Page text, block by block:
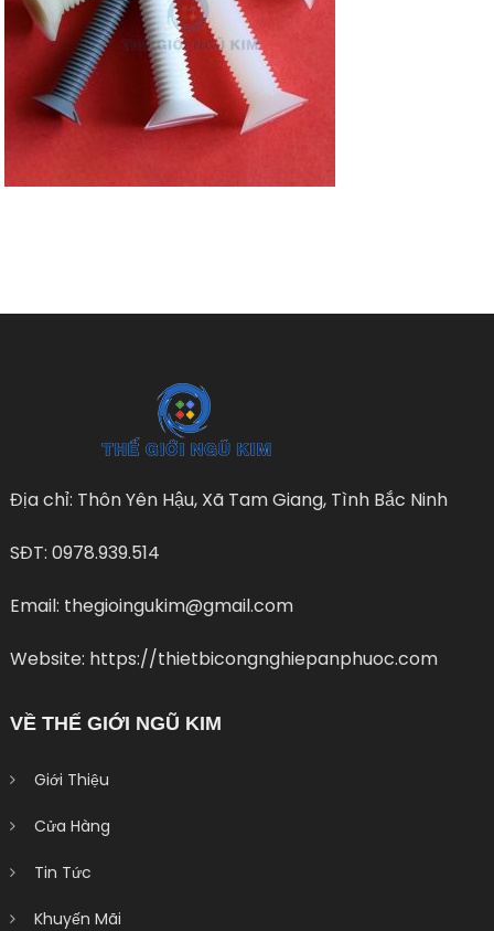
Địa chỉ: Thôn Yên Hậu, Xã Tam Giang, Tình Bắc Ninh
SĐT: 0978.939.514
Email: thegioingukim@gmail.com
Website: https://thietbicongnghiepanphuoc.com
VỀ THẾ GIỚI NGŨ KIM
Giới Thiệu
Cửa Hàng
Tin Tức
Khuyến Mãi